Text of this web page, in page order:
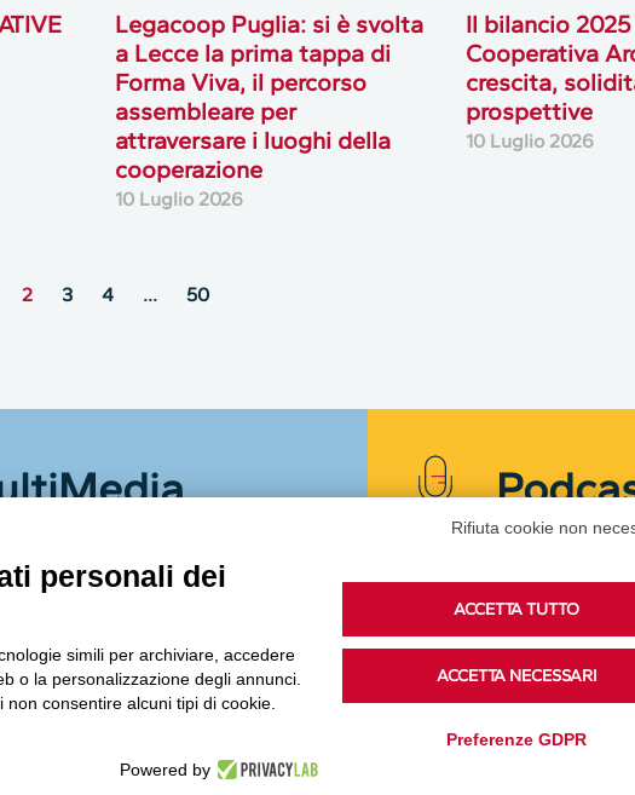
Legacoop Puglia: si è svolta
a Lecce la prima tappa di
Forma Viva, il percorso
assembleare per
attraversare i luoghi della
cooperazione
10 Luglio 2026
Il bilancio
Cooperativa
crescita,
prospettive
10 Luglio 2026
2 3 4 … 50
su Spreaker.
Accedi alla sezione
Rifiuta cookie non
personali dei
simili per archiviare, accedere
o la personalizzazione degli annunci.
consentire alcuni tipi di cookie.
Powered by
ACCETTA TUTTO
ACCETTA NECESSARI
Preferenze GDPR